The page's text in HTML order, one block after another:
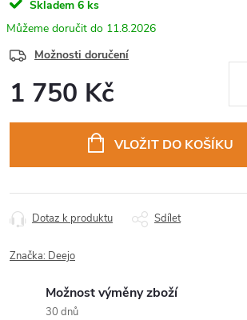
Skladem 6 ks
11.8.2026
Možnosti doručení
1 750 Kč
VLOŽIT DO KOŠÍKU
Dotaz k produktu Sdílet
Značka: Deejo
Možnost výměny zboží
30 dnů